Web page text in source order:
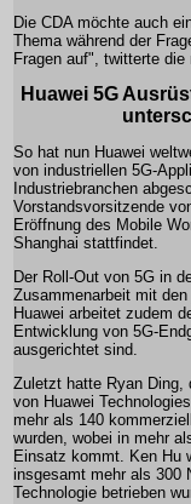
Die CDA möchte auch
Thema während der
Fragen auf", twitterte
Huawei 5G
So hat nun Huawei
von industriellen 5G-
Industriebranchen
Vorstandsvorsitzende
Eröffnung des Mobile
Shanghai stattfindet.
Der Roll-Out von 5G in
Zusammenarbeit mit
Huawei arbeitet zudem
Entwicklung von 5G-
ausgerichtet sind.
Zuletzt hatte Ryan Ding,
von Huawei
mehr als 140
wurden, wobei in mehr
Einsatz kommt. Ken Hu
insgesamt mehr als 300
Technologie betrieben